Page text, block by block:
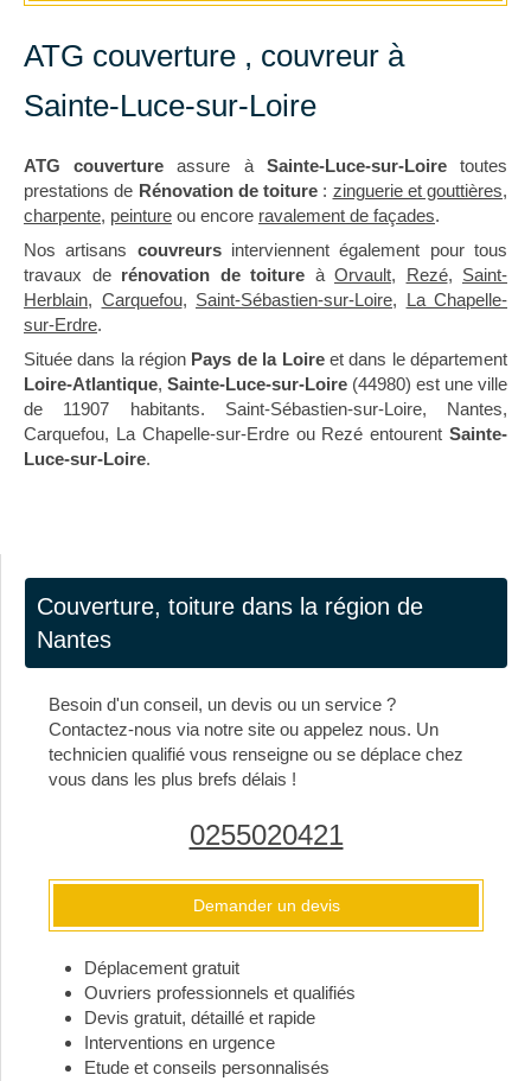
ATG couverture , couvreur à
Sainte-Luce-sur-Loire
ATG couvertureassure à Sainte-Luce-sur-Loiretoutes
prestations de Rénovation de toiture : zinguerie et gouttières,
charpente, peinture ou encore ravalement de façades.
Nos artisans couvreursinterviennent également pour tous
travaux de rénovation de toiture à Orvault, Rezé, Saint-
Herblain, Carquefou, Saint-Sébastien-sur-Loire, La Chapelle-
sur-Erdre.
Située dans la région Pays de la Loireet dans le département
Loire-Atlantique, Sainte-Luce-sur-Loire (44980) est une ville
de 11907 habitants. Saint-Sébastien-sur-Loire, Nantes,
Carquefou, La Chapelle-sur-Erdre ou Rezé entourent Sainte-
Luce-sur-Loire.
Couverture, toiture dans la région de
Nantes
Besoin d'un conseil, un devis ou un service ?
Contactez-nous via notre site ou appelez nous. Un
technicien qualifié vous renseigne ou se déplace chez
vous dans les plus brefs délais !
0255020421
Demander un devis
Déplacement gratuit
Ouvriers professionnels et qualifiés
Devis gratuit, détaillé et rapide
Interventions en urgence
Etude et conseils personnalisés